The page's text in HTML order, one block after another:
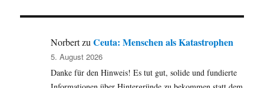
NorbertzuCeuta: Menschen als Katastrophen
5. August 2026
Danke für den Hinweis! Es tut gut, solide und fundierte